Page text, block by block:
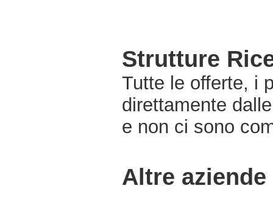
Strutture
Tutte le offerte, i
direttamente
e non ci sono
Altre